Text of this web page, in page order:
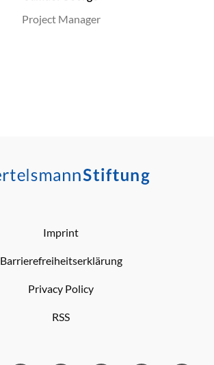
Project Manager
Imprint
Barrierefreiheitserklärung
Privacy Policy
RSS